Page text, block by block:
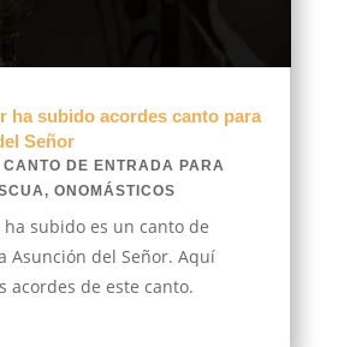
ha subido acordes canto para
Señor
CANTO DE ENTRADA PARA
, ONOMÁSTICOS
ha subido es un canto de
Asunción del Señor. Aquí
acordes de este canto.